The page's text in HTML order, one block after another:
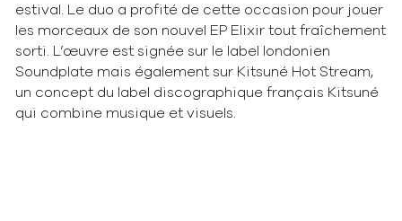
estival. Le duo a profité de cette occasion pour jouer
les morceaux de son nouvel EP Elixir tout fraîchement
sorti. L’œuvre est signée sur le label londonien
Soundplate mais également sur Kitsuné Hot Stream,
un concept du label discographique français Kitsuné
qui combine musique et visuels.